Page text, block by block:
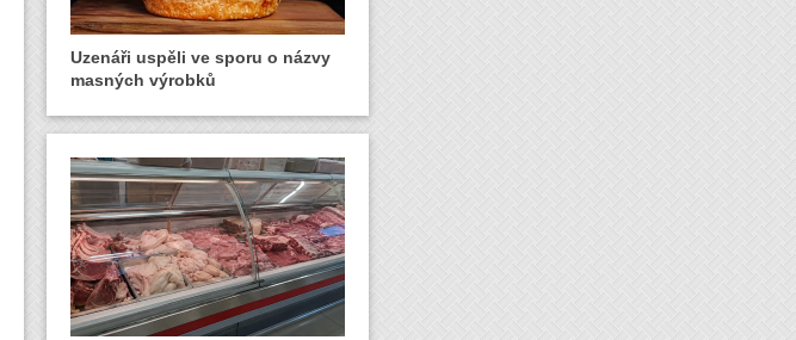
Uzenáři uspěli ve sporu o názvy
masných výrobků